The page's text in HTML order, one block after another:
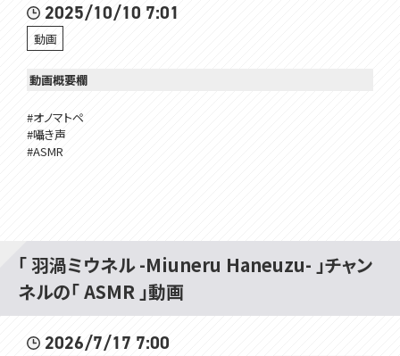
2025/10/10 7:01
動画
動画概要欄
#オノマトペ
#囁き声
#ASMR
「 羽渦ミウネル -Miuneru Haneuzu- 」チャン
ネルの「 ASMR 」動画
2026/7/17 7:00